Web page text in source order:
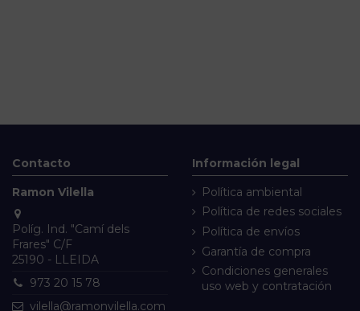
Contacto
Ramon Vilella
Políg. Ind. "Camí dels
Frares" C/F
25190 - LLEIDA
973 20 15 78
vilella@ramonvilella.com
Información legal
Política ambiental
Política de redes sociales
Política de envíos
Garantía de compra
Condiciones generales
uso web y contratación